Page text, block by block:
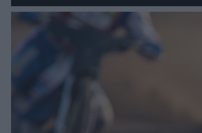
ostatnią